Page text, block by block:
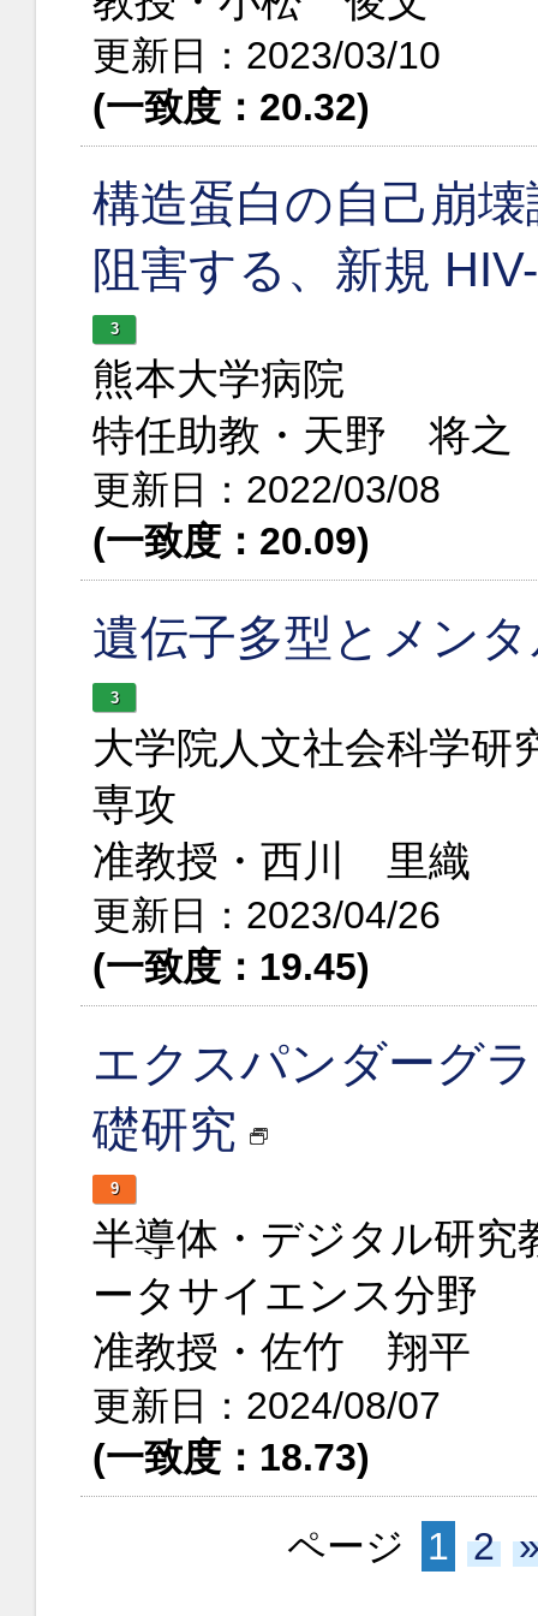
更新日：2023/03/10
(一致度：20.32)
構造蛋白の自己崩
阻害する、新規
3
熊本大学病院
特任助教・天野 将之
更新日：2022/03/08
(一致度：20.09)
遺伝子多型とメン
3
大学院人文社会科学
専攻
准教授・西川 里織
更新日：2023/04/26
(一致度：19.45)
エクスパンダーグ
礎研究
9
半導体・デジタル研
ータサイエンス分野
准教授・佐竹 翔平
更新日：2024/08/07
(一致度：18.73)
ページ 1 2